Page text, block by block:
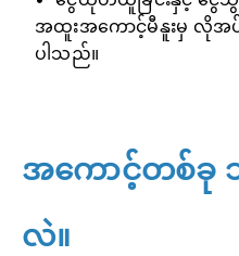
အထူးအကောင့်မီနူးမှ လိုအ
ပါသည်။
အကောင့်တစ်
လဲ။